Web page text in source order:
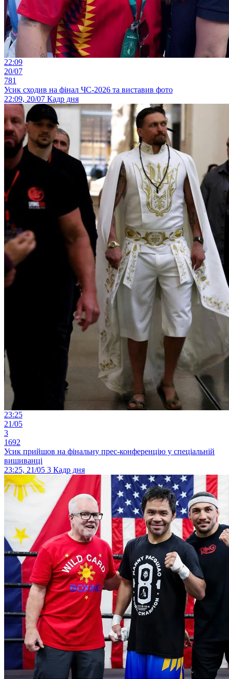
22:09
20/07
781
Усик сходив на фінал ЧС-2026 та виставив фото
22:09, 20/07 Кадр дня
23:25
21/05
3
1692
Усик прийшов на фінальну прес-конференцію у спеціальній
вишиванці
23:25, 21/05 3 Кадр дня